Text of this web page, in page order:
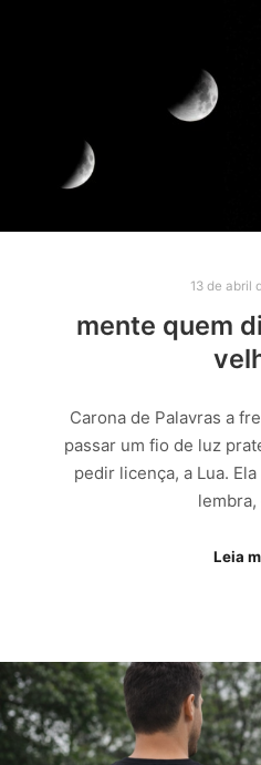
13 de abril
mente quem
Carona de Palavras a
passar um fio de luz
pedir licença, a Lua.
Leia